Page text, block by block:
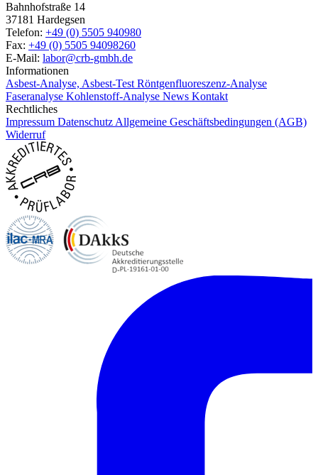
Bahnhofstraße 14
37181 Hardegsen
Telefon: +49 (0) 5505 940980
Fax: +49 (0) 5505 94098260
E-Mail: labor@crb-gmbh.de
Informationen
Asbest-Analyse, Asbest-Test Röntgenfluoreszenz-Analyse
Faseranalyse Kohlenstoff-Analyse News Kontakt
Rechtliches
Impressum Datenschutz Allgemeine Geschäftsbedingungen (AGB)
Widerruf